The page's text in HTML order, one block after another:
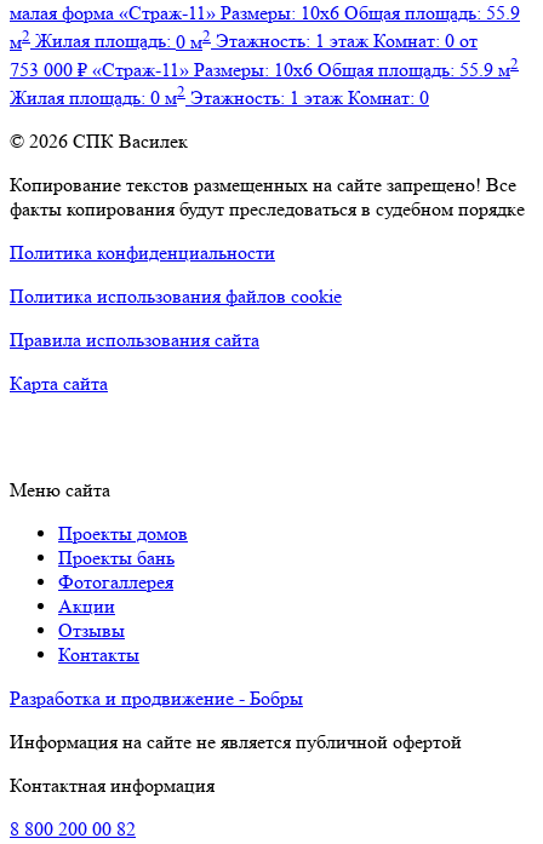
малая форма «Страж-11» Размеры: 10х6 Общая площадь: 55.9
м2 Жилая площадь: 0 м2 Этажность: 1 этаж Комнат: 0 от
753 000 ₽ «Страж-11» Размеры: 10х6 Общая площадь: 55.9 м2
Жилая площадь: 0 м2 Этажность: 1 этаж Комнат: 0
© 2026 СПК Василек
Копирование текстов размещенных на сайте запрещено! Все
факты копирования будут преследоваться в судебном порядке
Политика конфиденциальности
Политика использования файлов cookie
Правила использования сайта
Карта сайта
Меню сайта
Проекты домов
Проекты бань
Фотогаллерея
Акции
Отзывы
Контакты
Разработка и продвижение - Бобры
Информация на сайте не является публичной офертой
Контактная информация
8 800 200 00 82